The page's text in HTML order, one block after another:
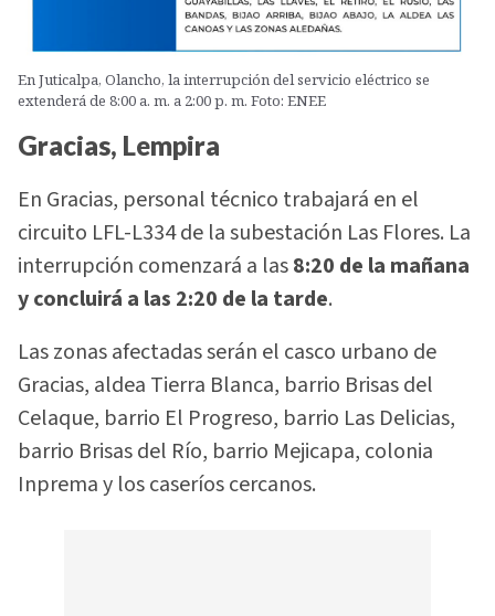
En Juticalpa, Olancho, la interrupción del servicio eléctrico se
extenderá de 8:00 a. m. a 2:00 p. m. Foto: ENEE
Gracias, Lempira
En Gracias, personal técnico trabajará en el
circuito LFL-L334 de la subestación Las Flores. La
interrupción comenzará a las8:20 de la mañana
y concluirá a las 2:20 de la tarde.
Las zonas afectadas serán el casco urbano de
Gracias, aldea Tierra Blanca, barrio Brisas del
Celaque, barrio El Progreso, barrio Las Delicias,
barrio Brisas del Río, barrio Mejicapa, colonia
Inprema y los caseríos cercanos.